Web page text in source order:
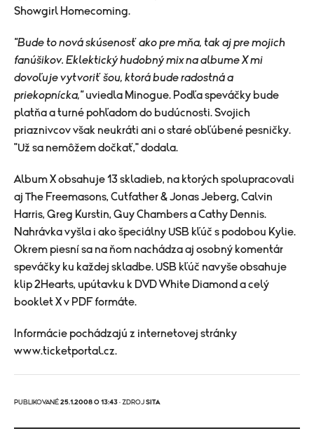
Showgirl Homecoming.
"Bude to nová skúsenosť ako pre mňa, tak aj pre mojich
fanúšikov. Eklektický hudobný mix na albume X mi
dovoľuje vytvoriť šou, ktorá bude radostná a
priekopnícka,"uviedla Minogue. Podľa speváčky bude
platňa a turné pohľadom do budúcnosti. Svojich
priaznivcov však neukráti ani o staré obľúbené pesničky.
"Už sa nemôžem dočkať," dodala.
Album X obsahuje 13 skladieb, na ktorých spolupracovali
aj The Freemasons, Cutfather & Jonas Jeberg, Calvin
Harris, Greg Kurstin, Guy Chambers a Cathy Dennis.
Nahrávka vyšla i ako špeciálny USB kľúč s podobou Kylie.
Okrem piesní sa na ňom nachádza aj osobný komentár
speváčky ku každej skladbe. USB kľúč navyše obsahuje
klip 2Hearts, upútavku k DVD White Diamond a celý
booklet X v PDF formáte.
Informácie pochádzajú z internetovej stránky
www.ticketportal.cz.
PUBLIKOVANÉ 25.1.2008 O 13:43 · ZDROJ SITA